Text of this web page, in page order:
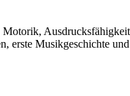
Musikgeschichte